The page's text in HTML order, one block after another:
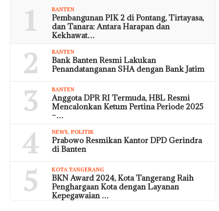
1 BANTEN
Pembangunan PIK 2 di Pontang, Tirtayasa,
dan Tanara: Antara Harapan dan
Kekhawat…
2 BANTEN
Bank Banten Resmi Lakukan
Penandatanganan SHA dengan Bank Jatim
3 BANTEN
Anggota DPR RI Termuda, HBL Resmi
Mencalonkan Ketum Pertina Periode 2025
–…
4 NEWS, POLITIK
Prabowo Resmikan Kantor DPD Gerindra
di Banten
5 KOTA TANGERANG
BKN Award 2024, Kota Tangerang Raih
Penghargaan Kota dengan Layanan
Kepegawaian …